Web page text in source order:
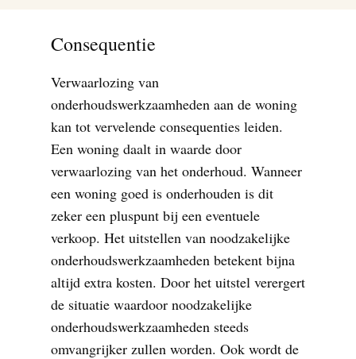
Consequentie
Verwaarlozing van
onderhoudswerkzaamheden aan de woning
kan tot vervelende consequenties leiden.
Een woning daalt in waarde door
verwaarlozing van het onderhoud. Wanneer
een woning goed is onderhouden is dit
zeker een pluspunt bij een eventuele
verkoop. Het uitstellen van noodzakelijke
onderhoudswerkzaamheden betekent bijna
altijd extra kosten. Door het uitstel verergert
de situatie waardoor noodzakelijke
onderhoudswerkzaamheden steeds
omvangrijker zullen worden. Ook wordt de